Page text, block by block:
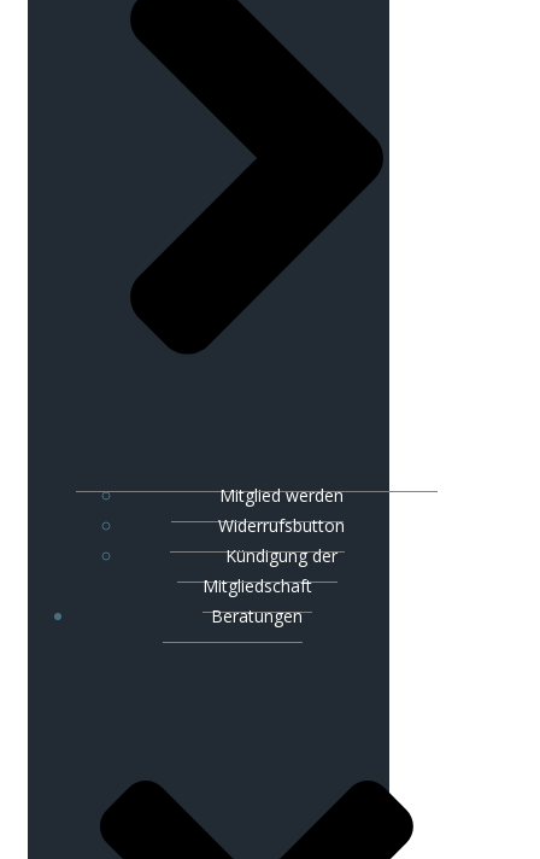
Mitglied werden
Widerrufsbutton
Kündigung der
Mitgliedschaft
Beratungen